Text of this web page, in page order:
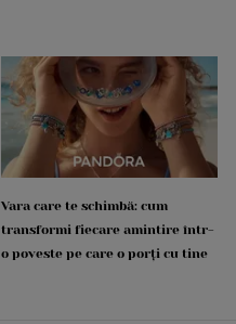
Vara care te schimbă: cum
transformi fiecare amintire într-
o poveste pe care o porți cu tine